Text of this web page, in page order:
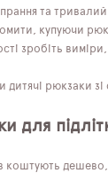
та
купуючи
зробіть
рюкзаки
для
коштують